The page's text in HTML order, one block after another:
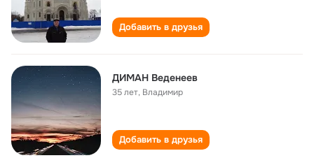
Добавить в друзья
ДИМАН Веденеев
35 лет, Владимир
Добавить в друзья